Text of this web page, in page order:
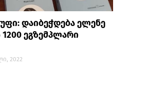
დაიბეჭდება ელენე
ეგზემპლარი
2022